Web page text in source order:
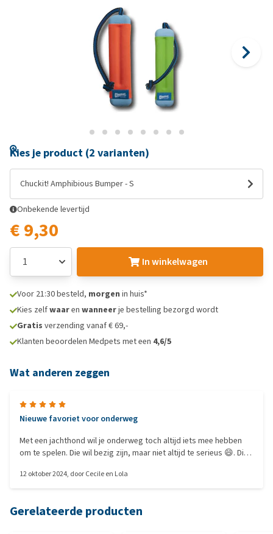
Kies je product (2 varianten)
Chuckit! Amphibious Bumper - S
Onbekende levertijd
€ 9,30
In winkelwagen
Voor 21:30 besteld, morgen in huis*
Kies zelfwaaren wanneerje bestelling bezorgd wordt
Gratis verzending vanaf € 69,-
Klanten beoordelen Medpets met een 4,6/5
Wat anderen zeggen
Nieuwe favoriet voor onderweg
Met een jachthond wil je onderweg toch altijd iets mee hebben
om te spelen. Die wil bezig zijn, maar niet altijd te serieus 😄. Dit
stevig en blijft drijven. Deze houden we erin.
12 oktober 2024, doorCecile en Lola
Gerelateerde producten